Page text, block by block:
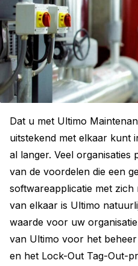
Dat u met Ultimo
uitstekend met elkaar kunt
al langer. Veel
van de voordelen die een
softwareapplicatie met
van elkaar is Ultimo
waarde voor uw
van Ultimo voor het
en het Lock-Out Tag-Out-